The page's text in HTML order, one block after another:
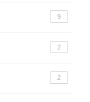
9
2
2